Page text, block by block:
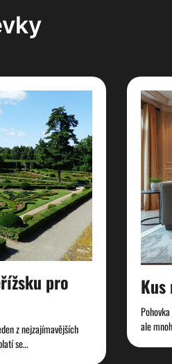
pro
z nejzajímavějších
se…
ale